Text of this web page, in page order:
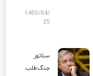
1405/04/
25
سناتور
جنگ‌طلب